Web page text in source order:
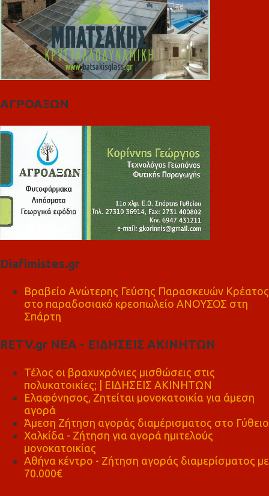
ΑΓΡΟΑΞΩΝ
Diafimistes.gr
Βραβείο Ανώτερης Γεύσης Παρασκευών Κρέατος
στο παραδοσιακό κρεοπωλείο ΑΝΟΥΣΟΣ στη
Σπάρτη
RETV.gr ΝΕΑ - ΕΙΔΗΣΕΙΣ ΑΚΙΝΗΤΩΝ
Τέλος οι βραχυχρόνιες μισθώσεις στις
πολυκατοικίες; | ΕΙΔΗΣΕΙΣ ΑΚΙΝΗΤΩΝ
Ελαφόνησος, Ζητείται μονοκατοικία για άμεση
αγορά
Άμεση Ζήτηση αγοράς διαμέρισματος στο Γύθειο
Χαλκίδα - Ζήτηση για αγορά ημιτελούς
μονοκατοικίας
Αθήνα κέντρο - Ζήτηση αγοράς διαμερίσματος με
70.000€